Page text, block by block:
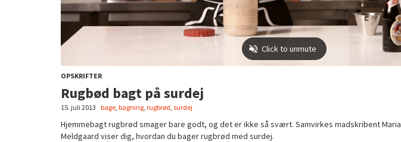
OPSKRIFTER
Rugbød bagt på surdej
15. juli 2013 bage bagning rugbrød surdej
Hjemmebagt rugbrød smager bare godt, og det er ikke så svært. Samvirkes madskribent Maria
Meldgaard viser dig, hvordan du bager rugbrød med surdej.